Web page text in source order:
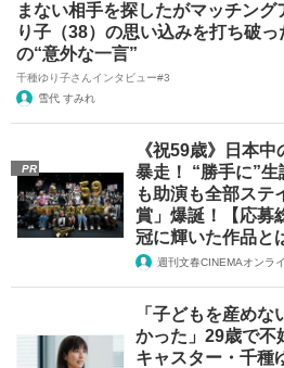
まない相手を探したがマッチン
り子（38）の思い込みを打ち破っ
の“意外な一言”
千種ゆり子さんインタビュー#3
雪代 すみれ
PR
《祝59歳》日本
暴走！ “勝手に”
も助演も全部ステ
賞」爆誕！【応募
冠に輝いた作品と
週刊文春CINEMAオンラ
「子どもを産め
かった」29歳で不
キャスター・千種